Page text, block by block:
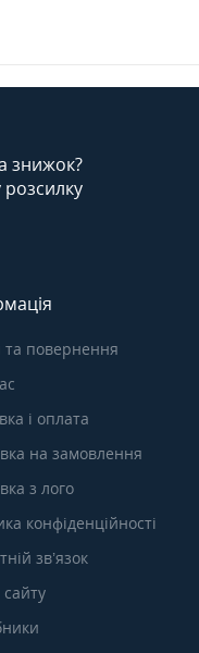
знижок?
та повернення
і оплата
на замовлення
з лого
конфіденційності
зв’язок